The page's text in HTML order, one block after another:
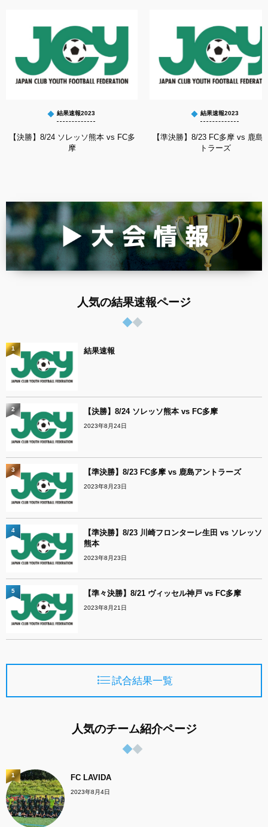
結果速報2023
【決勝】8/24 ソレッソ熊本 vs FC多
摩
結果速報2023
【準決勝】8/23 FC多摩 vs 鹿島
トラーズ
人気の結果速報ページ
結果速報
1
【決勝】8/24 ソレッソ熊本 vs FC多摩
2023年8月24日
2
【準決勝】8/23 FC多摩 vs 鹿島アントラーズ
2023年8月23日
3
【準決勝】8/23 川崎フロンターレ生田 vs ソレッソ
熊本
2023年8月23日
4
【準々決勝】8/21 ヴィッセル神戸 vs FC多摩
2023年8月21日
5
試合結果一覧
人気のチーム紹介ページ
FC LAVIDA
2023年8月4日
1